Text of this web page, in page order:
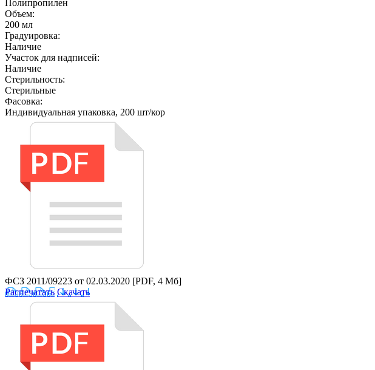
Полипропилен
Объем:
200 мл
Градуировка:
Наличие
Участок для надписей:
Наличие
Стерильность:
Cтерильные
Фасовка:
Индивидуальная упаковка, 200 шт/кор
ФСЗ 2011/09223 от 02.03.2020 [PDF, 4 Мб]
Распечатать Скачать